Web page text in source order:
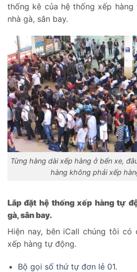
thống kê của hệ thống xếp
nhà gà, sân bay.
Từng hàng dài xếp hàng ở bến xe,
hàng không phải xếp
Lắp đặt hệ thống xếp hàng tự
gà, sân bay.
Hiện nay, bên iCall chúng tôi có
xếp hàng tự động.
Bộ gọi số thứ tự đơn lẻ 01.